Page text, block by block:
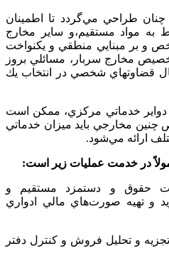
چنان‌ طراحي‌ مي‌گردد تا اطمينان‌
مواد مستقيم‌،و ساير مخارج‌
و بر مبنايي‌ منطقي‌ و يكنواخت‌
مخارج‌ سربار، مسائلي‌ بروز
قضاوتهاي‌ شخصي‌ در انتخاب‌ يك‌
دواير خدماتي‌ مركزي‌، ممكن‌ است‌
چنين‌ مخارجي‌ بايد ميزان‌ خدماتي‌
ارائه‌ مي‌شود.
در خدمت‌ عمليات‌ زير است‌:
حقوق‌ و دستمزد مستقيم‌ و
و تهيه‌ صورت‌هاي‌ مالي‌ ادواري‌
و تحليل‌ فروش‌ و كنترل‌ دفتر